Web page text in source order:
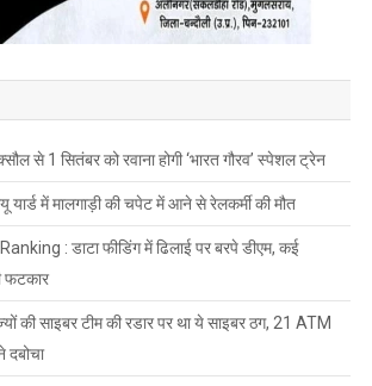
से 1 सितंबर को रवाना होगी ‘भारत गौरव’ स्पेशल ट्रेन
में मालगाड़ी की चपेट में आने से रेलकर्मी की मौत
: डाटा फीडिंग में ढिलाई पर बरपे डीएम, कई
फटकार
की साइबर टीम की रडार पर था ये साइबर ठग, 21 ATM
दबोचा